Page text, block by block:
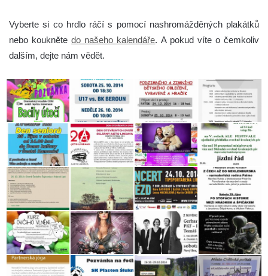
Vyberte si co hrdlo ráčí s pomocí nashromážděných plakátků
nebo kouknětedo našeho kalendáře. A pokud víte o čemkoliv
dalším, dejte nám vědět.